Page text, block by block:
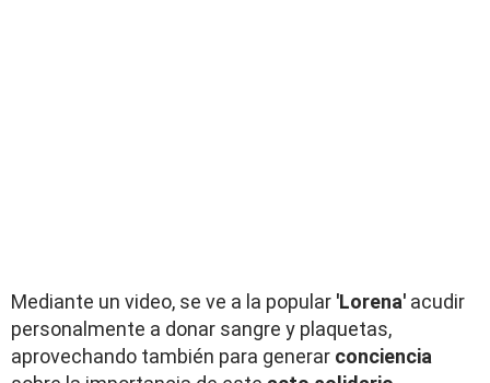
Mediante un video, se ve a la popular 'Lorena' acudir
personalmente a donar sangre y plaquetas,
aprovechando también para generar conciencia